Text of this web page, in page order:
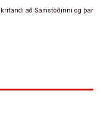
að Samstöðinni og þar